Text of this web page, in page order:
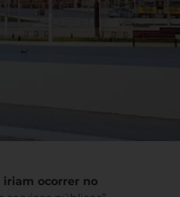
iriam ocorrer no